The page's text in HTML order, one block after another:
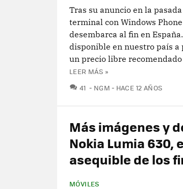
Tras su anuncio en la
terminal con Windows
desembarca al fin en
disponible en nuestro país a
un precio libre recomendado
LEER MÁS »
41 COMENTARIOS
NGM HACE 12 AÑOS
Más imágenes y
Nokia Lumia 630,
asequible de los
MÓVILES